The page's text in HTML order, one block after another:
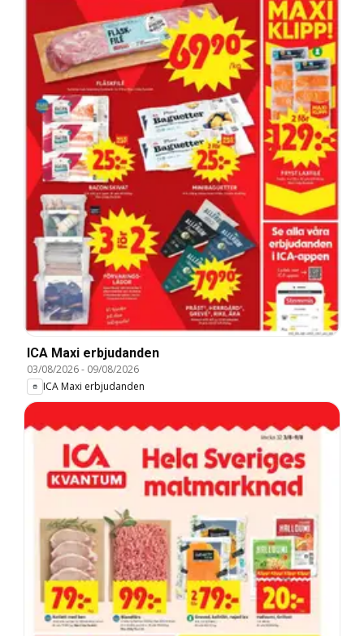
ICA Maxi erbjudanden
03/08/2026- 09/08/2026
ICA Maxi erbjudanden